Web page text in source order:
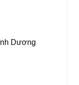
Dương